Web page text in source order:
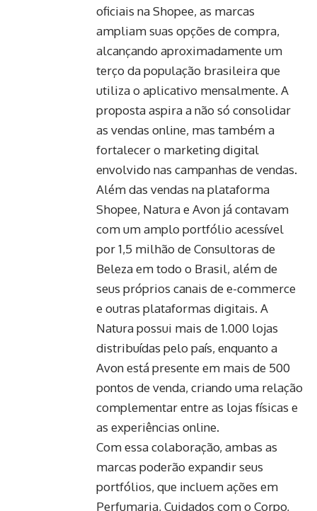
oficiais na Shopee, as marcas
ampliam suas opções de compra,
alcançando aproximadamente um
terço da população brasileira que
utiliza o aplicativo mensalmente. A
proposta aspira a não só consolidar
as vendas online, mas também a
fortalecer o marketing digital
envolvido nas campanhas de vendas.
Além das vendas na plataforma
Shopee, Natura e Avon já contavam
com um amplo portfólio acessível
por 1,5 milhão de Consultoras de
Beleza em todo o Brasil, além de
seus próprios canais de e-commerce
e outras plataformas digitais. A
Natura possui mais de 1.000 lojas
distribuídas pelo país, enquanto a
Avon está presente em mais de 500
pontos de venda, criando uma relação
complementar entre as lojas físicas e
as experiências online.
Com essa colaboração, ambas as
marcas poderão expandir seus
portfólios, que incluem ações em
Perfumaria, Cuidados com o Corpo,